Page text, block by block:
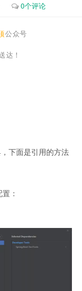
0个评论
公众号
达！
下面是引用的方法
：